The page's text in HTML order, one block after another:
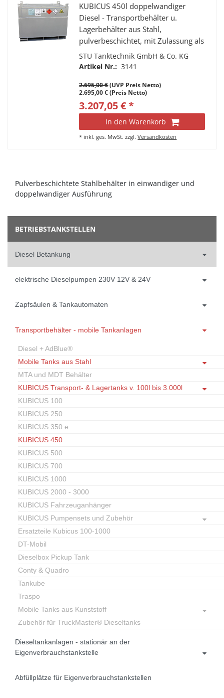
BETRIEBSTANKSTELLEN
Diesel Betankung
elektrische Dieselpumpen 230V 12V & 24V
Zapfsäulen & Tankautomaten
Transportbehälter - mobile Tankanlagen
Diesel + AdBlue®
Mobile Tanks aus Stahl
MTA und MDT Behälter
KUBICUS Transport- & Lagertanks v. 100l bis 3.000l
KUBICUS 100
KUBICUS 250
KUBICUS 350 e
KUBICUS 450
KUBICUS 500
KUBICUS 700
KUBICUS 1000
KUBICUS 2000 - 3000
KUBICUS Fahrzeuganhänger
KUBICUS Pumpensets und Zubehör
Ersatzteile Kubicus 100-1000
DT-Mobil
Dieselbox Pickup Tank
Conty & Quadro
Tankube
Traspo
Mobile Tanks aus Kunststoff
Zubehör für TruckMaster® Dieseltanks
Dieseltankanlagen - stationär an der
Eigenverbrauchstankstelle
Abfüllplätze für Eigenverbrauchstankstellen
KUBICUS 450l doppelwandiger
Diesel - Transportbehälter u.
Lagerbehälter aus Stahl,
pulverbeschichtet, mit Zulassung als
Verpackung, ohne wiederkehrende
Prüfung, Lagerzulassung
STU Tanktechnik GmbH & Co. KG
Artikel Nr.: 3141
2.695,00 €(UVP Preis Netto)
2.695,00 € (Preis Netto)
3.207,05 € *
In den Warenkorb
* inkl. ges. MwSt. zzgl.Versandkosten
Pulverbeschichtete Stahlbehälter in einwandiger und
doppelwandiger Ausführung